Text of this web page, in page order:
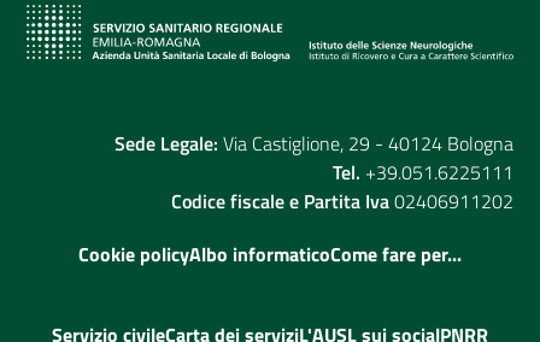
Sede Legale: Via Castiglione, 29 - 40124 Bologna
Tel. +39.051.6225111
Codice fiscale e Partita Iva02406911202
Cookie policyAlbo informaticoCome fare per...
Servizio civileCarta dei serviziL'AUSL sui socialPNRR